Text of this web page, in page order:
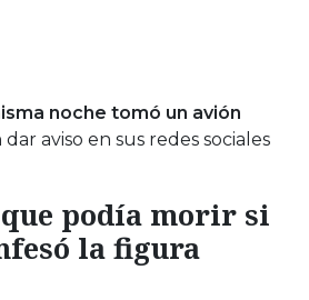
noche tomó un avión
dar aviso en sus redes sociales
podía morir si
la figura